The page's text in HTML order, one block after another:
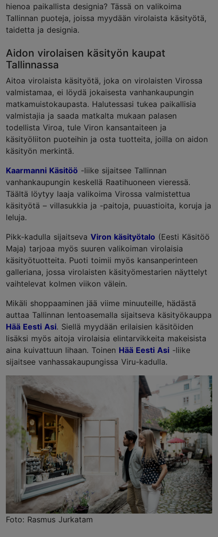
hienoa paikallista designia? Tässä on valikoima
Tallinnan puoteja, joissa myydään virolaista käsityötä,
taidetta ja designia.
Aidon virolaisen käsityön kaupat
Tallinnassa
Aitoa virolaista käsityötä, joka on virolaisten Virossa
valmistamaa, ei löydä jokaisesta vanhankaupungin
matkamuistokaupasta. Halutessasi tukea paikallisia
valmistajia ja saada matkalta mukaan palasen
todellista Viroa, tule Viron kansantaiteen ja
käsityöliiton puoteihin ja osta tuotteita, joilla on aidon
käsityön merkintä.
Kaarmanni Käsitöö -liike sijaitsee Tallinnan
vanhankaupungin keskellä Raatihuoneen vieressä.
Täältä löytyy laaja valikoima Virossa valmistettua
käsityötä – villasukkia ja -paitoja, puuastioita, koruja ja
leluja.
Pikk-kadulla sijaitseva Viron käsityötalo (Eesti Käsitöö
Maja) tarjoaa myös suuren valikoiman virolaisia
käsityötuotteita. Puoti toimii myös kansanperinteen
galleriana, jossa virolaisten käsityömestarien näyttelyt
vaihtelevat kolmen viikon välein.
Mikäli shoppaaminen jää viime minuuteille, hädästä
auttaa Tallinnan lentoasemalla sijaitseva käsityökauppa
Hää Eesti Asi. Siellä myydään erilaisien käsitöiden
lisäksi myös aitoja virolaisia elintarvikkeita makeisista
aina kuivattuun lihaan. Toinen Hää Eesti Asi -liike
sijaitsee vanhassakaupungissa Viru-kadulla.
Foto: Rasmus Jurkatam